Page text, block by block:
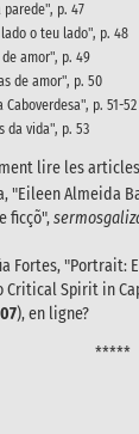
parede", p. 47
o teu lado", p. 48
amor", p. 49
de amor", p. 50
Caboverdesa", p. 51-52
da vida", p. 53
lire les
"Eileen Almeida
ficçõ",
Fortes, "Portrait:
Critical Spirit in
), en ligne?
*****